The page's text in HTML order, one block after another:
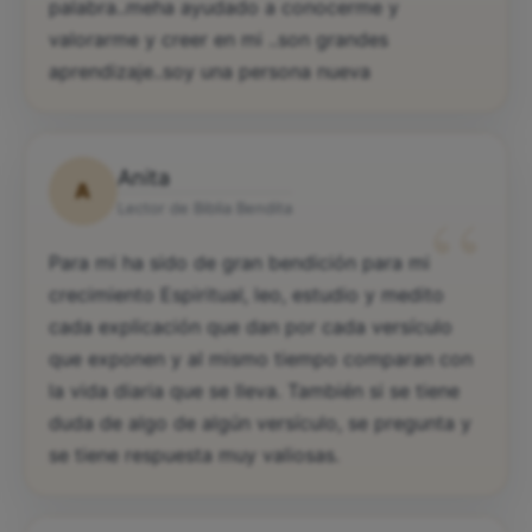
palabra..meha ayudado a conocerme y
valorarme y creer en mi ..son grandes
aprendizaje..soy una persona nueva
A
Anita
“
Para mi ha sido de gran bendición para mi
crecimiento Espiritual, leo, estudio y medito
cada explicación que dan por cada versículo
que exponen y al mismo tiempo comparan con
la vida diaria que se lleva. También si se tiene
duda de algo de algún versículo, se pregunta y
se tiene respuesta muy valiosas.